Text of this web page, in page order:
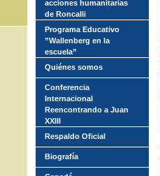
acciones humanitarias
de Roncalli
Programa Educativo
”Wallenberg en la
escuela”
Quiénes somos
Conferencia
Internacional
Reencontrando a Juan
XXIII
Respaldo Oficial
Biografía